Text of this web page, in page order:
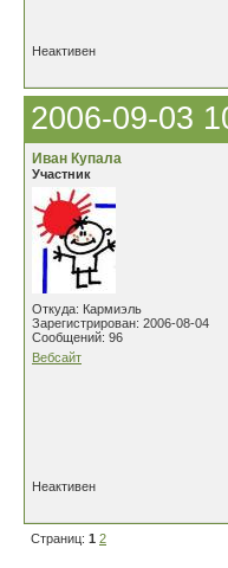
Неактивен
2006-09-03
Иван Купала
Участник
Откуда: Кармиэль
Зарегистрирован: 2006-08-04
Сообщений: 96
Вебсайт
Неактивен
Страниц: 1 2